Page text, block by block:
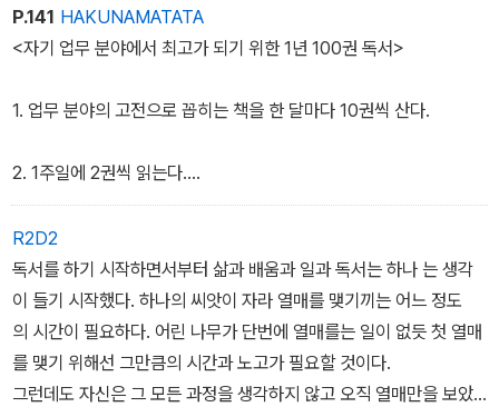
되었다. 그러나 진영은 쯧쯧 혀를 차며 현관에 떨어진 장바구니를 집
을 뿐이었다.
진다.”
며 책을 마저 정리했다.
시작한 건 스물여덟 살 때부터예요. 그 때가 초등학교 교사 2년차였
는데 정신을 차려보니까 내가 빈민가에서 살고 있더라고요. 집에 빚
홍 대리는 지후의 과거가 자신과도 비슷하게 겹쳐지는 부분이 있어
“너무 이상했어요. 7년이 넘도록 책을 그렇게 많이 읽었는데, 분명히
있는지. 그때까지 해왔던 독서방법에 철저하게 의문을 품고 고민하기
시작했죠. 그 후 완전히 다른 독서를 시작했어요. 마음의 고통을 잊고,
힘을 얻기 위한 독서에서 인생을 바꾸기 위한 독서를 하게 된 거죠. 잘
살펴보니까 제가 하루에 밥은 꼬박꼬박 세 끼를 먹으면서 책은 세 권
을 못 읽고 있더라고요, 또 하루에 잠은 네 시간 이상 자면서 책은 네
권도 못 읽고. 책 읽는 시간이 많아야 하루에 두세 시간 정도? 이건 아
도서관에 간다.
P.141 HAKUNAMATATA
<자기 업무 분야에서 최고가 되기 위한 1년 100권 독서>
1. 업무 분야의 고전으로 꼽히는 책을 한 달마다 10권씩 산다.
2. 1주일에 2권씩 읽는다.
3 반드시 알아야 할 부분에는 밑줄을 치고 여백에 자신의 생각을 적
는다.
4. 한 챕터씩 요약정리하고 중요한 내용은 따로 메모하거나 녹음
한 후 출퇴근 시간을 이용해 읽고 들으면서 자신의 것으로 소화한다.
R2D2
독서를 하기 시작하면서부터 삶과 배움과 일과 독서는 하나 는 생각
이 들기 시작했다. 하나의 씨앗이 자라 열매를 맺기끼는 어느 정도
의 시간이 필요하다. 어린 나무가 단번에 열매를는 일이 없듯 첫 열매
를 맺기 위해선 그만큼의 시간과 노고가 필요할 것이다.
그런데도 자신은 그 모든 과정을 생각하지 않고 오직 열매만을 보았